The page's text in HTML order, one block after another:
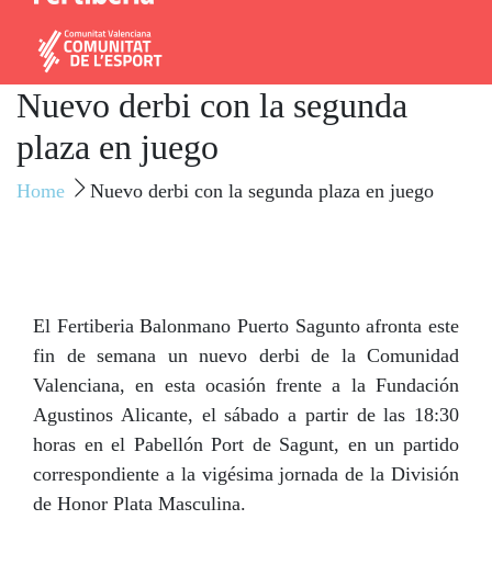
Nuevo derbi con la segunda
plaza en juego
Home Nuevo derbi con la segunda plaza en juego
El Fertiberia Balonmano Puerto Sagunto afronta este
fin de semana un nuevo derbi de la Comunidad
Valenciana, en esta ocasión frente a la Fundación
Agustinos Alicante, el sábado a partir de las 18:30
horas en el Pabellón Port de Sagunt, en un partido
correspondiente a la vigésima jornada de la División
de Honor Plata Masculina.